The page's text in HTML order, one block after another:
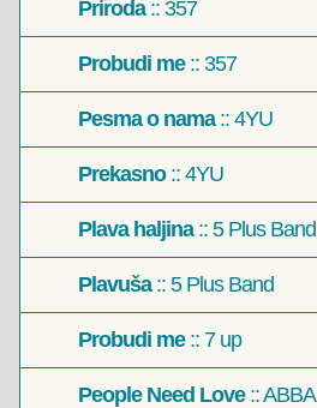
Priroda:: 357
Probudi me:: 357
Pesma o nama:: 4YU
Prekasno:: 4YU
Plava haljina:: 5 Plus Band
Plavuša:: 5 Plus Band
Probudi me:: 7 up
People Need Love:: ABBA